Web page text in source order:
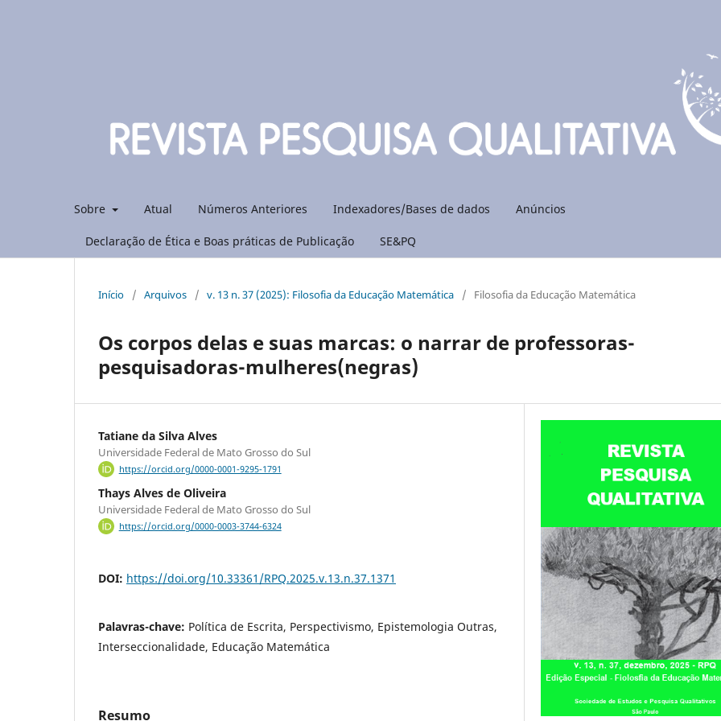
Sobre Atual Números Anteriores Indexadores/Bases de dados Anúncios
Declaração de Ética e Boas práticas de Publicação SE&PQ
Início / Arquivos / v. 13 n. 37 (2025): Filosofia da Educação Matemática / Filosofia da Educação Matemática
Os corpos delas e suas marcas: o narrar de professoras-
pesquisadoras-mulheres(negras)
Tatiane da Silva Alves
Universidade Federal de Mato Grosso do Sul
https://orcid.org/0000-0001-9295-1791
Thays Alves de Oliveira
Universidade Federal de Mato Grosso do Sul
https://orcid.org/0000-0003-3744-6324
DOI: https://doi.org/10.33361/RPQ.2025.v.13.n.37.1371
Palavras-chave: Política de Escrita, Perspectivismo, Epistemologia Outras,
Interseccionalidade, Educação Matemática
Resumo